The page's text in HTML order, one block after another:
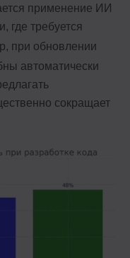
применение ИИ
где требуется
при обновлении
автоматически
сокращает